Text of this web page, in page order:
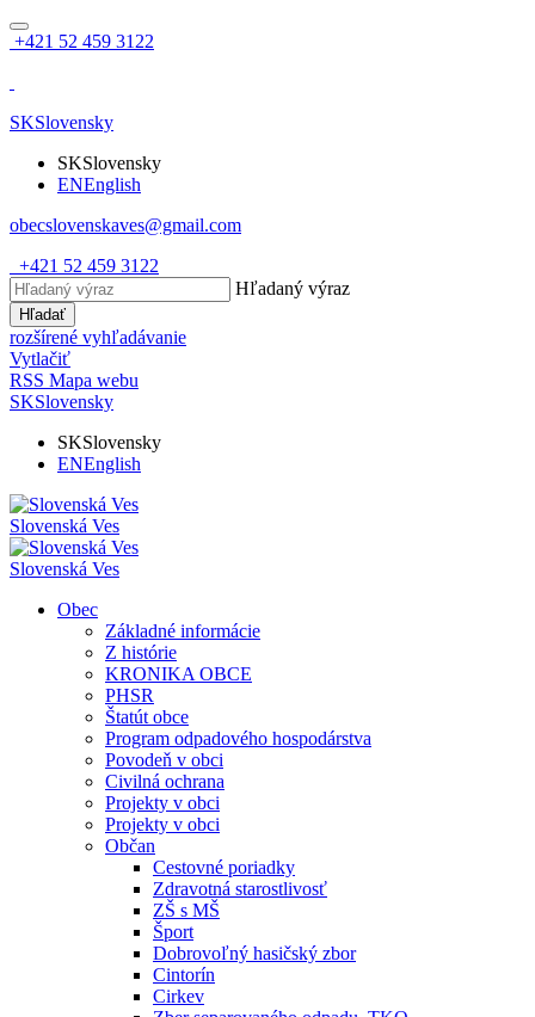
+421 52 459 3122
SKSlovensky
SKSlovensky
ENEnglish
obecslovenskaves@gmail.com
+421 52 459 3122
Hľadaný výraz
Hľadať
rozšírené vyhľadávanie
Vytlačiť
RSS Mapa webu
SKSlovensky
SKSlovensky
ENEnglish
Slovenská Ves
Slovenská Ves
Obec
Základné informácie
Z histórie
KRONIKA OBCE
PHSR
Štatút obce
Program odpadového hospodárstva
Povodeň v obci
Civilná ochrana
Projekty v obci
Projekty v obci
Občan
Cestovné poriadky
Zdravotná starostlivosť
ZŠ s MŠ
Šport
Dobrovoľný hasičský zbor
Cintorín
Cirkev